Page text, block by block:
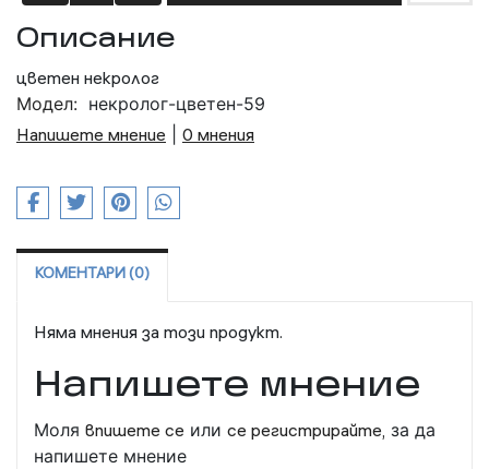
Описание
цветен некролог
Модел: некролог-цветен-59
Напишете мнение
0 мнения
КОМЕНТАРИ (0)
Няма мнения за този продукт.
Напишете мнение
Моля впишете се или се регистрирайте, за да
напишете мнение